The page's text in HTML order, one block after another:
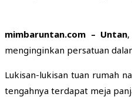
mimbaruntan.com – Untan
menginginkan persatuan
Lukisan-lukisan tuan rumah
tengahnya terdapat meja